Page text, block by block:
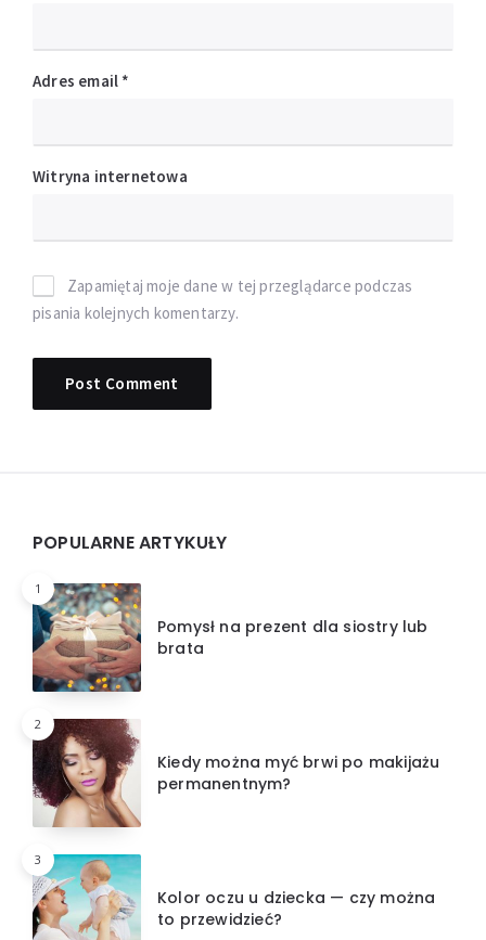
Adres email *
Witryna internetowa
Zapamiętaj moje dane w tej przeglądarce podczas
pisania kolejnych komentarzy.
Widgets
POPULARNE ARTYKUŁY
1
Pomysł na prezent dla siostry lub
brata
2
Kiedy można myć brwi po makijażu
permanentnym?
3
Kolor oczu u dziecka — czy można
to przewidzieć?